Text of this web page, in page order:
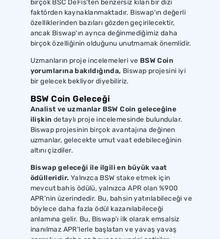
birçok BSC DeFis'ten benzersiz kılan bir dizi
faktörden kaynaklanmaktadır. Biswap'ın değerli
özelliklerinden bazıları gözden geçirilecektir,
ancak Biswap'ın ayrıca değinmediğimiz daha
birçok özelliğinin olduğunu unutmamak önemlidir.
Uzmanların proje incelemeleri ve BSW Coin
yorumlarına bakıldığında, Biswap projesini iyi
bir gelecek bekliyor diyebiliriz.
BSW Coin Geleceği
Analist ve uzmanlar BSW Coin geleceğine
ilişkin detaylı proje incelemesinde bulundular.
Biswap projesinin birçok avantajına değinen
uzmanlar, gelecekte umut vaat edebileceğinin
altını çizdiler.
Biswap geleceği ile ilgili en büyük vaat
ödülleridir. Yalnızca BSW stake etmek için
mevcut bahis ödülü, yalnızca APR olan %900
APR'nin üzerindedir. Bu, bahsin yatırılabileceği ve
böylece daha fazla ödül kazanılabileceği
anlamına gelir. Bu, Biswap'ı ilk olarak emsalsiz
inanılmaz APR'lerle başlatan ve yavaş yavaş